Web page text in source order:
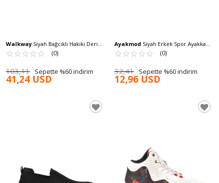
Walkway Siyah Bağcıklı Hakiki Deri
Erkek Casual Ayakkabı 2623 M
☆☆☆☆☆
★★★★★ (0)
103,11 Sepette %60 indirim
41,24 USD
Ayakmod Siyah Erkek Spor Ayakkabı
BST-356 M
☆☆☆☆☆
★★★★★ (0)
32,41 Sepette %60 indirim
12,96 USD